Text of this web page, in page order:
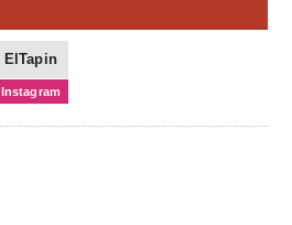
ElTapin
Instagram